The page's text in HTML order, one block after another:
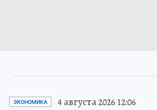
ЭКОНОМИКА 4 августа 2026 12:06